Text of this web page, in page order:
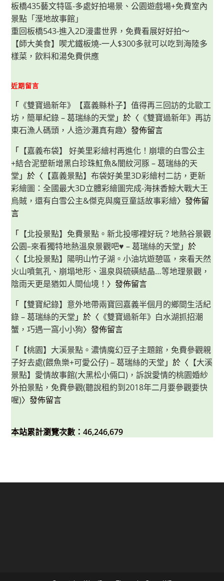
板橋435藝文特區-多處好拍場景、公園遊戲場+免費室內
景點「溼地故事館」
重回板橋543-進入2D漫畫世界，免費看展好好拍～
【師大美食】喫尤鐵板燒-一人$300多就可以吃到海陸多
樣菜，飲料和湯免費供應
近期留言
「 《雙寶過新年》【嘉義縣朴子】值得再三回訪的北歐工
坊，簡單紀錄 – 葛瑞絲的天堂 」於〈 《雙寶過新年》再訪
東石漁人碼頭，人造沙灘真有趣〉發佈留言
「 【嘉義布袋】 好美里彩繪村再進化！崩壞的白雪公主
+結合泥塑新增黑白珍珠魟魚&闇紋河豚 – 葛瑞絲的天
堂 」於〈 【嘉義景點】布袋好美里3D彩繪村二訪，更新
彩繪圖：全國最大3D立體彩繪圖完成-海抹香鯨大戰大王
烏賊，還有白雪公主&傑克與魔豆童話故事彩繪〉發佈留
言
「 【北投景點】免費景點。新北投哪裡好玩？地熱谷景觀
公園–來看獨特地熱溫泉景觀吧♥ – 葛瑞絲的天堂 」於
〈 【北投景點】陽明山竹子湖。小油坑遊憩區，來看天然
火山噴氣孔、崩塌地形、溫泉與硫磺結晶…等地理景觀，
陰雨天更是猶如人間仙境！ 〉發佈留言
「 【雙寶紀錄】意外地帶兩寶回嘉義半個月的鄉間生活紀
錄 – 葛瑞絲的天堂 」於〈 《雙寶過新年》白水湖抓招潮
蟹，巧遇一窩小小狗〉發佈留言
「 【桃園】大溪景點。濃情魔幻豆子主題館，免費參觀親
子好去處(餵魚樂+可愛公仔) – 葛瑞絲的天堂 」於〈 【大溪
景點】愛情故事館(大黑松小倆口)，訴說愛情的桃園婚紗
外拍景點，免費參觀(聽說租約到2018年二月要參觀要快
喔)〉發佈留言
本站累計瀏覽次數：46,246,679